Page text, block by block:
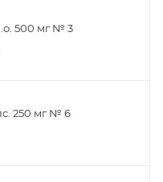
500 мг № 3
250 мг № 6